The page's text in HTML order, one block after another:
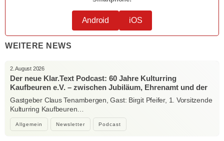
Android iOS
WEITERE NEWS
Allgemein Newsletter Podcast
2. August 2026
Der neue Klar.Text Podcast: 60 Jahre Kulturring
Kaufbeuren e.V. – zwischen Jubiläum, Ehrenamt und der
Kraft der Kultur
Gastgeber Claus Tenambergen, Gast: Birgit Pfeifer, 1. Vorsitzende
Kulturring Kaufbeuren…